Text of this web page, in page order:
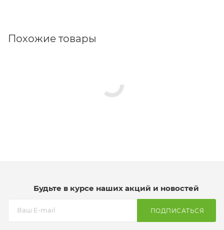
Похожие товары
Будьте в курсе наших акций и новостей
ПОДПИСАТЬСЯ